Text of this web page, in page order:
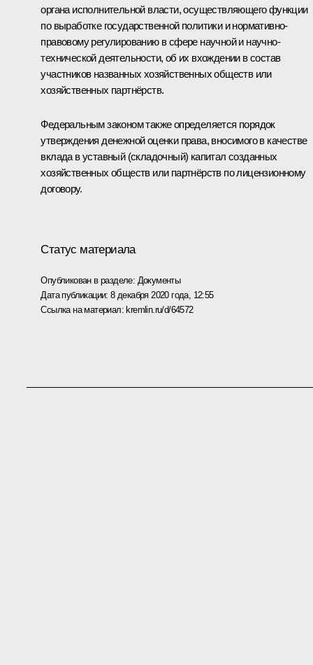
органа исполнительной власти, осуществляющего функции
по выработке государственной политики и нормативно-
правовому регулированию в сфере научной и научно-
технической деятельности, об их вхождении в состав
участников названных хозяйственных обществ или
хозяйственных партнёрств.
Федеральным законом также определяется порядок
утверждения денежной оценки права, вносимого в качестве
вклада в уставный (складочный) капитал созданных
хозяйственных обществ или партнёрств по лицензионному
договору.
Статус материала
Опубликован в разделе: Документы
Дата публикации:8 декабря 2020 года, 12:55
Ссылка на материал: kremlin.ru/d/64572